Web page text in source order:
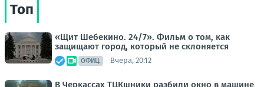
Топ
«Щит Шебекино. 24/7». Фильм о том, как
защищают город, который не склоняется
ОФИЦ. Вчера, 20:12
В Черкассах ТЦКшники разбили окно в машине